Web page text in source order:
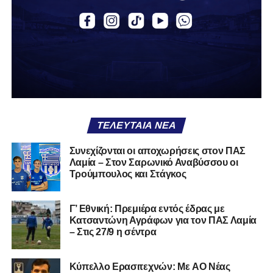
Στο παρελθόν αγωνίστηκε στην ΑΕΚ Β’, με την οποία
κατέγραψε 10 συμμετοχές στη Super League 2, καθώς
επίσης σε Εθνικό και Ζάκυνθο. Ξεκίνησε την καριέρα του
στις 26 Σεπτεμβρίου 2021.
Καλωσορίζουμε τον Βασίλη στην οικογένεια του
Σαρωνικού και του ευχόμαστε υγεία και πολλές
επιτυχίες.»
Η ανακοίνωση για τον Χρυσόστομο Στάγκο
«Ο Α.Ο. Σαρωνικός Αναβύσσου ανακοινώνει την
ΤΕΛΕΥΤΑΊΑ ΝΈΑ
Συνεχίζονται οι αποχωρήσεις στον ΠΑΣ
Λαμία – Στον Σαρωνικό Αναβύσσου οι
Τρούμπουλος και Στάγκος
Γ’ Εθνική: Πρεμιέρα εντός έδρας με
Κατσαντώνη Αγράφων για τον ΠΑΣ Λαμία
– Στις 27/9 η σέντρα
Kύπελλο Ερασιτεχνών: Με AO Nέας